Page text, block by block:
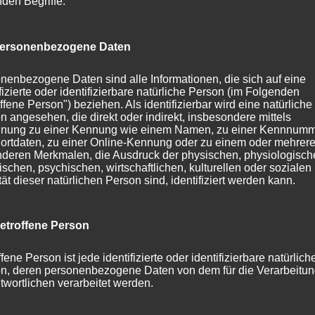
und erscheinen pixelig, wenn sie auf der großen
und sRGB-Modi können Sie die Anzeige des
Daten
Daten sind alle Informationen, die sich auf eine
oder identifizierbare natürliche Person (im Folgenden
Person") beziehen. Als identifizierbar wird eine natürliche
angesehen, die direkt oder indirekt, insbesondere mittels
zu einer Kennung wie einem Namen, zu einer
zu einer Online-Kennung oder zu einem oder
Merkmalen, die Ausdruck der physischen,
psychischen, wirtschaftlichen, kulturellen oder sozialen
dieser natürlichen Person sind, identifiziert werden kann.
Person
Person ist jede identifizierte oder identifizierbare
deren personenbezogene Daten von dem für die
verarbeitet werden.